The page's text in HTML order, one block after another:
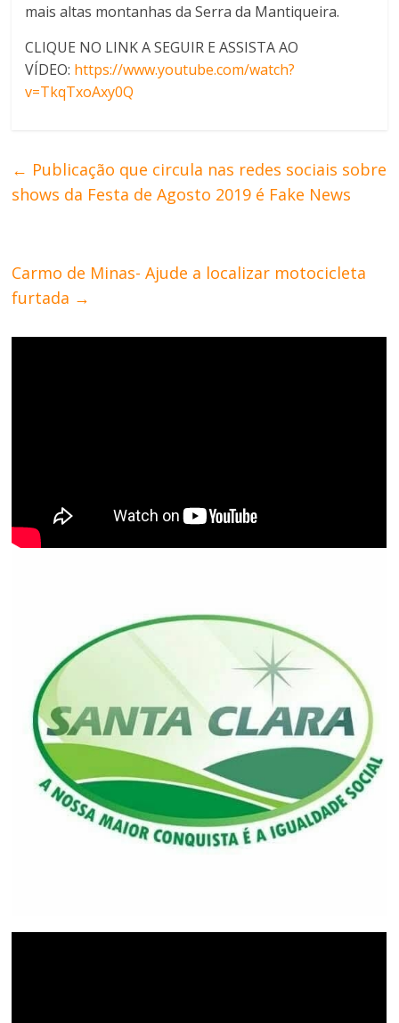
mais altas montanhas da Serra da Mantiqueira.
CLIQUE NO LINK A SEGUIR E ASSISTA AO
VÍDEO: https://www.youtube.com/watch?
v=TkqTxoAxy0Q
← Publicação que circula nas redes sociais sobre
shows da Festa de Agosto 2019 é Fake News
Carmo de Minas- Ajude a localizar motocicleta
furtada →